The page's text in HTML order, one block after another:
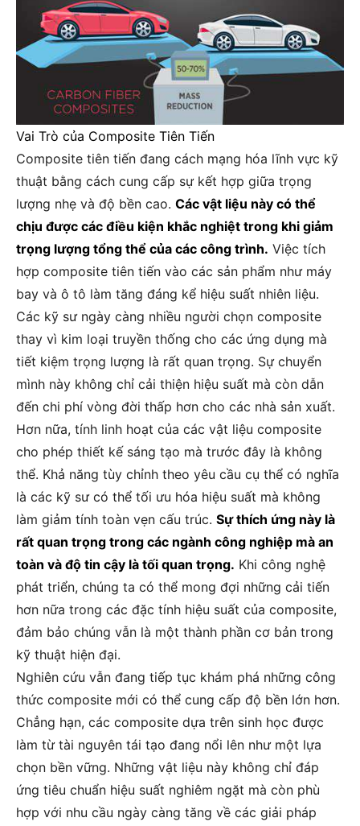
Vai Trò của Composite Tiên Tiến
Composite tiên tiến đang cách mạng hóa lĩnh vực kỹ
thuật bằng cách cung cấp sự kết hợp giữa trọng
lượng nhẹ và độ bền cao. Các vật liệu này có thể
chịu được các điều kiện khắc nghiệt trong khi giảm
trọng lượng tổng thể của các công trình. Việc tích
hợp composite tiên tiến vào các sản phẩm như máy
bay và ô tô làm tăng đáng kể hiệu suất nhiên liệu.
Các kỹ sư ngày càng nhiều người chọn composite
thay vì kim loại truyền thống cho các ứng dụng mà
tiết kiệm trọng lượng là rất quan trọng. Sự chuyển
mình này không chỉ cải thiện hiệu suất mà còn dẫn
đến chi phí vòng đời thấp hơn cho các nhà sản xuất.
Hơn nữa, tính linh hoạt của các vật liệu composite
cho phép thiết kế sáng tạo mà trước đây là không
thể. Khả năng tùy chỉnh theo yêu cầu cụ thể có nghĩa
là các kỹ sư có thể tối ưu hóa hiệu suất mà không
làm giảm tính toàn vẹn cấu trúc. Sự thích ứng này là
rất quan trọng trong các ngành công nghiệp mà an
toàn và độ tin cậy là tối quan trọng. Khi công nghệ
phát triển, chúng ta có thể mong đợi những cải tiến
hơn nữa trong các đặc tính hiệu suất của composite,
đảm bảo chúng vẫn là một thành phần cơ bản trong
kỹ thuật hiện đại.
Nghiên cứu vẫn đang tiếp tục khám phá những công
thức composite mới có thể cung cấp độ bền lớn hơn.
Chẳng hạn, các composite dựa trên sinh học được
làm từ tài nguyên tái tạo đang nổi lên như một lựa
chọn bền vững. Những vật liệu này không chỉ đáp
ứng tiêu chuẩn hiệu suất nghiêm ngặt mà còn phù
hợp với nhu cầu ngày càng tăng về các giải pháp